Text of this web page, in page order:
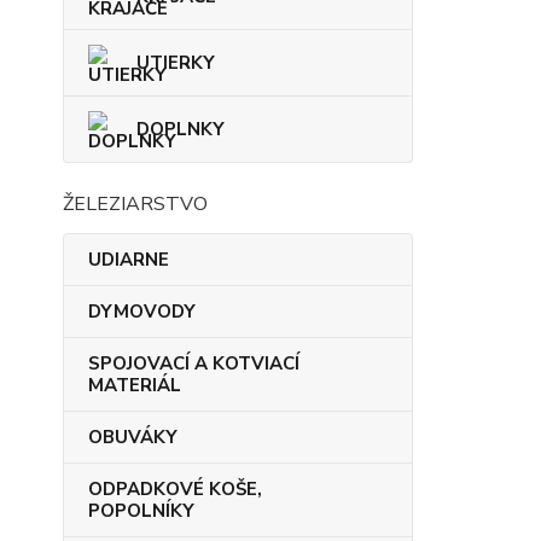
UTIERKY
DOPLNKY
ŽELEZIARSTVO
UDIARNE
DYMOVODY
SPOJOVACÍ A KOTVIACÍ
MATERIÁL
OBUVÁKY
ODPADKOVÉ KOŠE,
POPOLNÍKY